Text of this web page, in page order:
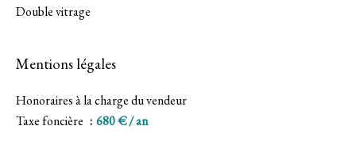
Double vitrage
Mentions légales
Honoraires à la charge du vendeur
Taxe foncière
680 € / an